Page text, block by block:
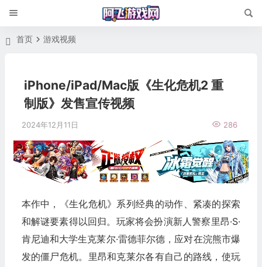
首页 游戏视频
iPhone/iPad/Mac版《生化危机2 重
制版》发售宣传视频
2024年12月11日 286
本作中，《生化危机》系列经典的动作、紧凑的探索
和解谜要素得以回归。玩家将会扮演新人警察里昂·S·
肯尼迪和大学生克莱尔·雷德菲尔德，应对在浣熊市爆
发的僵尸危机。里昂和克莱尔各有自己的路线，使玩